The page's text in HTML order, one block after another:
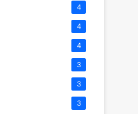
4
4
4
3
3
3